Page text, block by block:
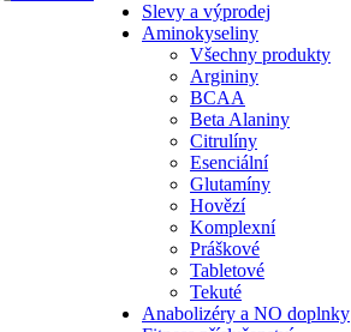
Slevy a výprodej
Aminokyseliny
Všechny produkty
Argininy
BCAA
Beta Alaniny
Citrulíny
Esenciální
Glutamíny
Hovězí
Komplexní
Práškové
Tabletové
Tekuté
Anabolizéry a NO doplnky